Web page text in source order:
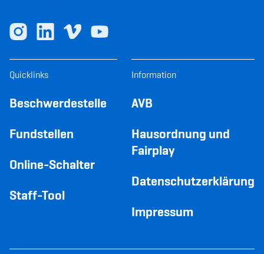
Quicklinks
Beschwerdestelle
Fundstellen
Online-Schalter
Staff-Tool
Information
AVB
Hausordnung und
Fairplay
Datenschutzerklärung
Impressum